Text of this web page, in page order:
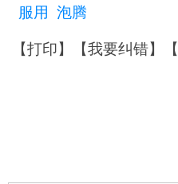
服用
泡腾
【打印】【我要纠错】【